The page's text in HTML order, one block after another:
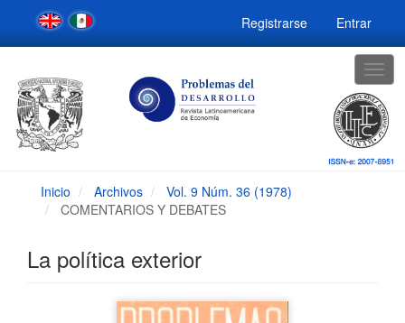
Navegación
principal
Contenido
Barra
lateral
Registrarse Entrar
Inicio Archivos
Vol. 9 Núm. 36 (1978)
COMENTARIOS Y DEBATES
La política exterior